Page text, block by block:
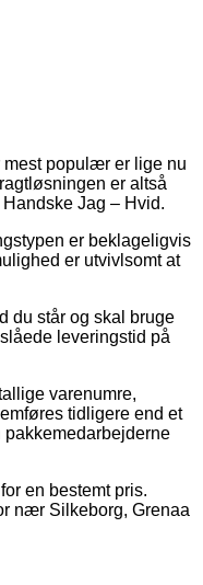
mest populær er lige nu
er altså
Jag – Hvid.
er beklageligvis
er utvivlsomt at
du står og skal bruge
leveringstid på
varenumre,
tidligere end et
pakkemedarbejderne
en bestemt pris.
nær Silkeborg, Grenaa